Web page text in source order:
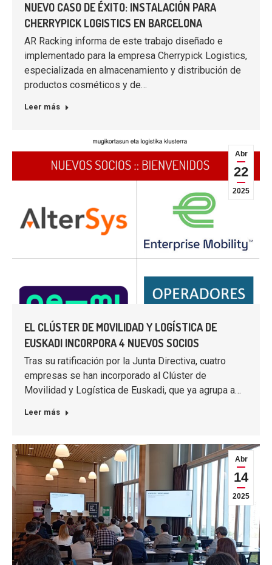
NUEVO CASO DE ÉXITO: INSTALACIÓN PARA
CHERRYPICK LOGISTICS EN BARCELONA
AR Racking informa de este trabajo diseñado e
implementado para la empresa Cherrypick Logistics,
especializada en almacenamiento y distribución de
productos cosméticos y de…
Leer más
Abr
22
2025
EL CLÚSTER DE MOVILIDAD Y LOGÍSTICA DE
EUSKADI INCORPORA 4 NUEVOS SOCIOS
Tras su ratificación por la Junta Directiva, cuatro
empresas se han incorporado al Clúster de
Movilidad y Logística de Euskadi, que ya agrupa a…
Leer más
Abr
14
2025